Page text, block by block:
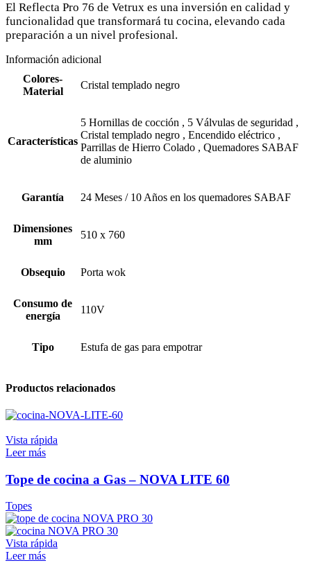
El Reflecta Pro 76 de Vetrux es una inversión en calidad y
funcionalidad que transformará tu cocina, elevando cada
preparación a un nivel profesional.
Información adicional
Colores-
Material
Cristal templado negro
Características
5 Hornillas de cocción , 5 Válvulas de seguridad ,
Cristal templado negro , Encendido eléctrico ,
Parrillas de Hierro Colado , Quemadores SABAF
de aluminio
Garantía 24 Meses / 10 Años en los quemadores SABAF
Dimensiones
mm
510 x 760
Obsequio Porta wok
Consumo de
energía
110V
Tipo Estufa de gas para empotrar
Productos relacionados
Vista rápida
Leer más
Tope de cocina a Gas – NOVA LITE 60
Topes
Vista rápida
Leer más